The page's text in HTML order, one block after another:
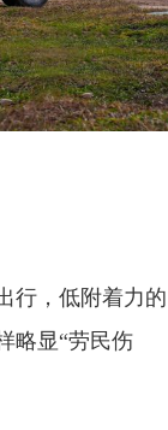
行，低附着力的
略显“劳民伤